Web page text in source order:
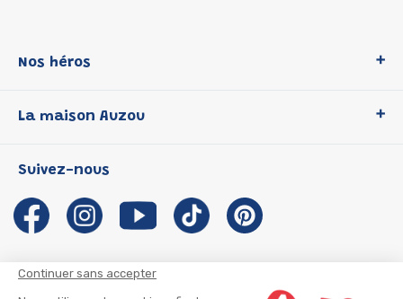
Continuer sans accepter
Nos héros
P'tit Loup
Les Influenceuses
Migali
Petite Taupe
La maison Auzou
Notre histoire
Auzou s'engage
Auteurs et illustrateurs Auzou
Suivez-nous